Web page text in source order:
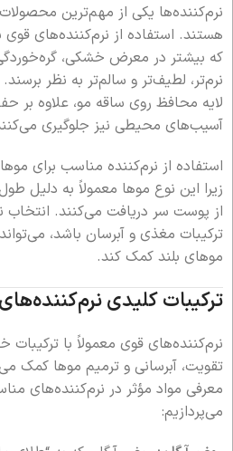
نرم‌کننده‌ها یکی از مهم‌ترین
هستند. استفاده از نرم‌کننده‌های
که بیشتر در معرض خشکی، گره‌خوردگی
نرم‌تر، لطیف‌تر و سالم‌تر به نظر
لایه محافظ روی ساقه مو، علاوه بر
آسیب‌های محیطی نیز جلوگیری
استفاده از نرم‌کننده مناسب برای
زیرا این نوع موها معمولاً به دلیل
از پوست سر دریافت می‌کنند. انتخاب
ترکیبات مغذی و آبرسان باشد،
موهای بلند کمک کند.
ترکیبات کلیدی
نرم‌کننده‌های قوی معمولاً با
تقویت، آبرسانی و ترمیم موها کمک
معرفی مواد مؤثر در نرم‌کننده‌های
می‌پردازیم: